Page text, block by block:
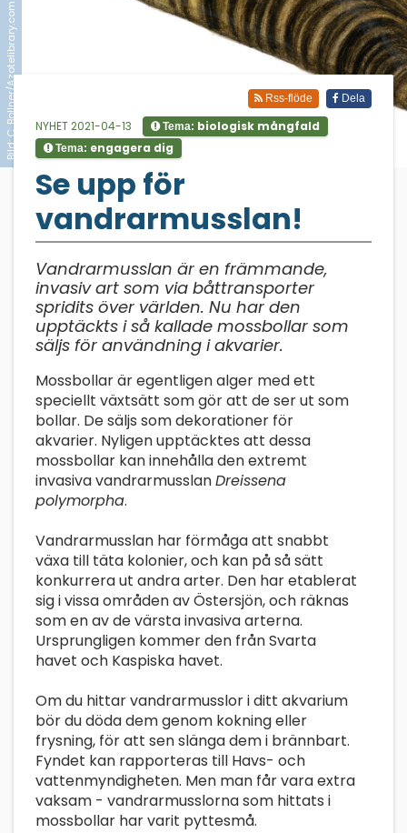
Bild: C. Bollner/Azotelibrary.com Dela
Rss-flöde
NYHET 2021-04-13 Tema: biologisk mångfald
Tema: engagera dig
Se upp för
vandrarmusslan!
Vandrarmusslan är en främmande,
invasiv art som via båttransporter
spridits över världen. Nu har den
upptäckts i så kallade mossbollar som
säljs för användning i akvarier.
Mossbollar är egentligen alger med ett
speciellt växtsätt som gör att de ser ut som
bollar. De säljs som dekorationer för
akvarier. Nyligen upptäcktes att dessa
mossbollar kan innehålla den extremt
invasiva vandrarmusslanDreissena
polymorpha.
Vandrarmusslan har förmåga att snabbt
växa till täta kolonier, och kan på så sätt
konkurrera ut andra arter. Den har etablerat
sig i vissa områden av Östersjön, och räknas
som en av de värsta invasiva arterna.
Ursprungligen kommer den från Svarta
havet och Kaspiska havet.
Om du hittar vandrarmusslor i ditt akvarium
bör du döda dem genom kokning eller
frysning, för att sen slänga dem i brännbart.
Fyndet kan rapporteras till Havs- och
vattenmyndigheten. Men man får vara extra
vaksam - vandrarmusslorna som hittats i
mossbollar har varit pyttesmå.